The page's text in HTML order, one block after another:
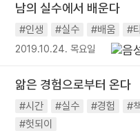
남의 실수에서 배운다
#인생 #실수 #배움 #
2019.10.24. 목요일
앎은 경험으로부터 온다
#시간 #실수 #경험 #
#헛되이